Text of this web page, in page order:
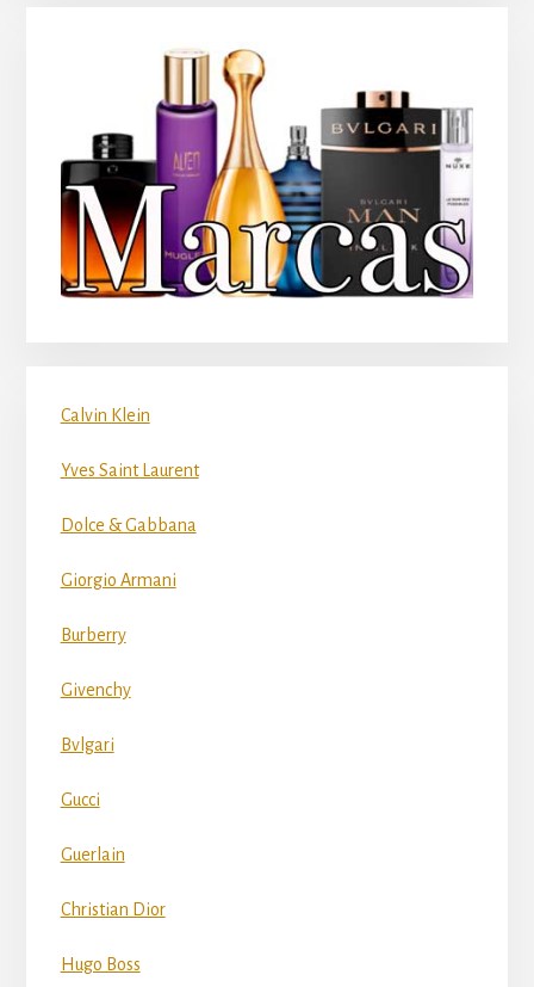
Calvin Klein
Yves Saint Laurent
Dolce & Gabbana
Giorgio Armani
Burberry
Givenchy
Bvlgari
Gucci
Guerlain
Christian Dior
Hugo Boss